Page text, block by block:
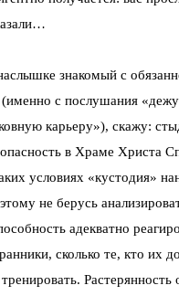
знакомый с
с послушания
карьеру»), скажу:
в Храме Христа
условиях «кустодия»
не берусь
адекватно
сколько те, кто их
Растерянность